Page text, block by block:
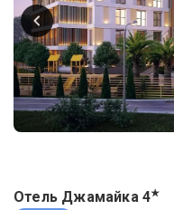
Отель Джамайка 4★